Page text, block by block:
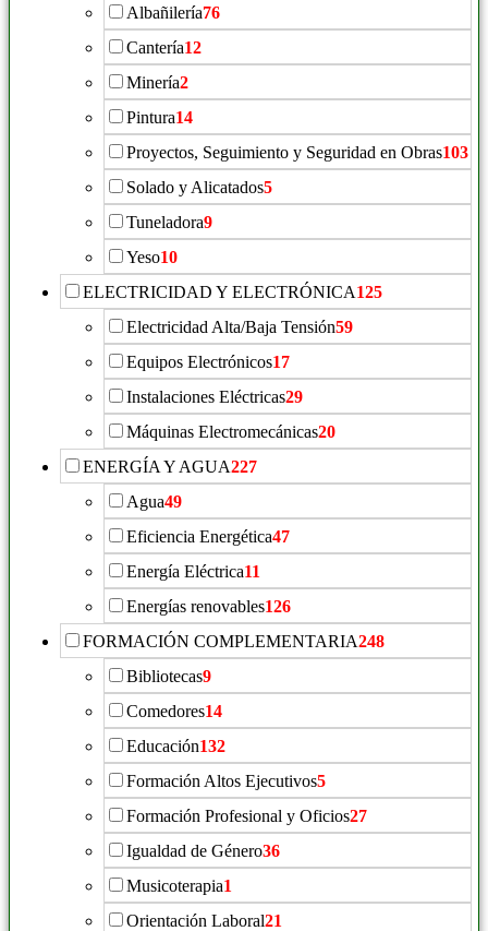
Albañilería76
Cantería12
Minería2
Pintura14
Proyectos, Seguimiento y Seguridad en Obras103
Solado y Alicatados5
Tuneladora9
Yeso10
ELECTRICIDAD Y ELECTRÓNICA125
Electricidad Alta/Baja Tensión59
Equipos Electrónicos17
Instalaciones Eléctricas29
Máquinas Electromecánicas20
ENERGÍA Y AGUA227
Agua49
Eficiencia Energética47
Energía Eléctrica11
Energías renovables126
FORMACIÓN COMPLEMENTARIA248
Bibliotecas9
Comedores14
Educación132
Formación Altos Ejecutivos5
Formación Profesional y Oficios27
Igualdad de Género36
Musicoterapia1
Orientación Laboral21